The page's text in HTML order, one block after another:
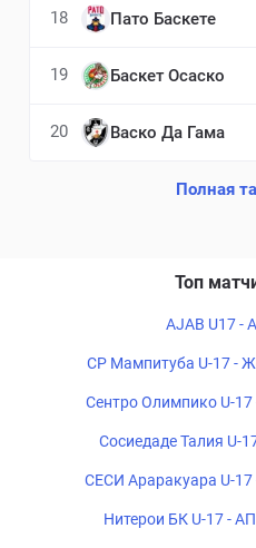
18 Пато Баскете
19 Баскет Осаско
20 Васко Да Гама
Полная
Топ
AJAB U17 -
СР Мампитуба U-17 -
Сентро Олимпико U-
Сосиедаде Талия U-
СЕСИ Араракуара U-
Нитерои БК U-17 -